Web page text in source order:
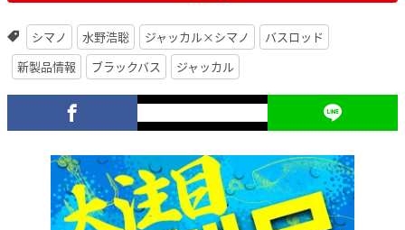
シマノ 水野浩聡 ジャッカル×シマノ
バスロッド
新製品情報
ブラックバス ジャッカル